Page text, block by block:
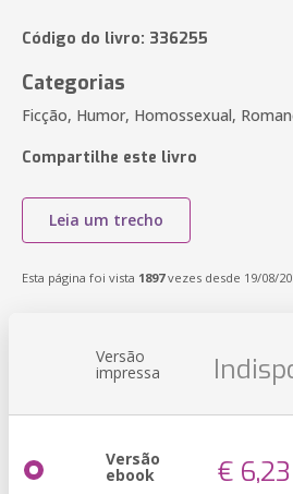
Código do livro: 336255
Categorias
Ficção, Humor, Homossexual,
Compartilhe este livro
Leia um trecho
Esta página foi vista 1897vezes desde 19/08/
Versão
impressa
Versão
ebook € 6,23